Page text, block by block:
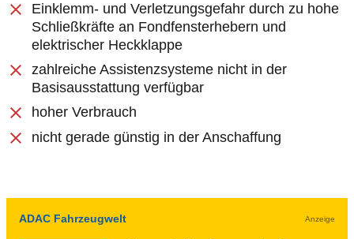
Einklemm- und Verletzungsgefahr durch zu hohe
Schließkräfte an Fondfensterhebern und
elektrischer Heckklappe
zahlreiche Assistenzsysteme nicht in der
Basisausstattung verfügbar
hoher Verbrauch
nicht gerade günstig in der Anschaffung
ADAC Fahrzeugwelt Anzeige